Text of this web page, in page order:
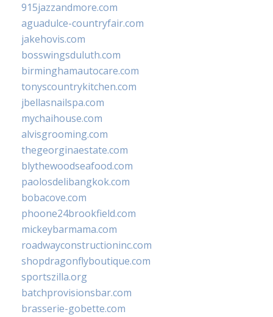
915jazzandmore.com
aguadulce-countryfair.com
jakehovis.com
bosswingsduluth.com
birminghamautocare.com
tonyscountrykitchen.com
jbellasnailspa.com
mychaihouse.com
alvisgrooming.com
thegeorginaestate.com
blythewoodseafood.com
paolosdelibangkok.com
bobacove.com
phoone24brookfield.com
mickeybarmama.com
roadwayconstructioninc.com
shopdragonflyboutique.com
sportszilla.org
batchprovisionsbar.com
brasserie-gobette.com